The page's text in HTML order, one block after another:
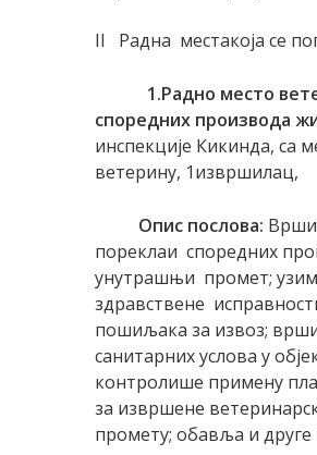
II Радна местакоја се
1.Радно место
споредних производа
инспекције Кикинда, са
ветерину, 1извршилац,
Опис послова: Врши
пореклаи споредних
унутрашњи промет;
здравствене
пошиљака за извоз;
санитарних услова у
контролише примену
за извршене
промету; обавља и